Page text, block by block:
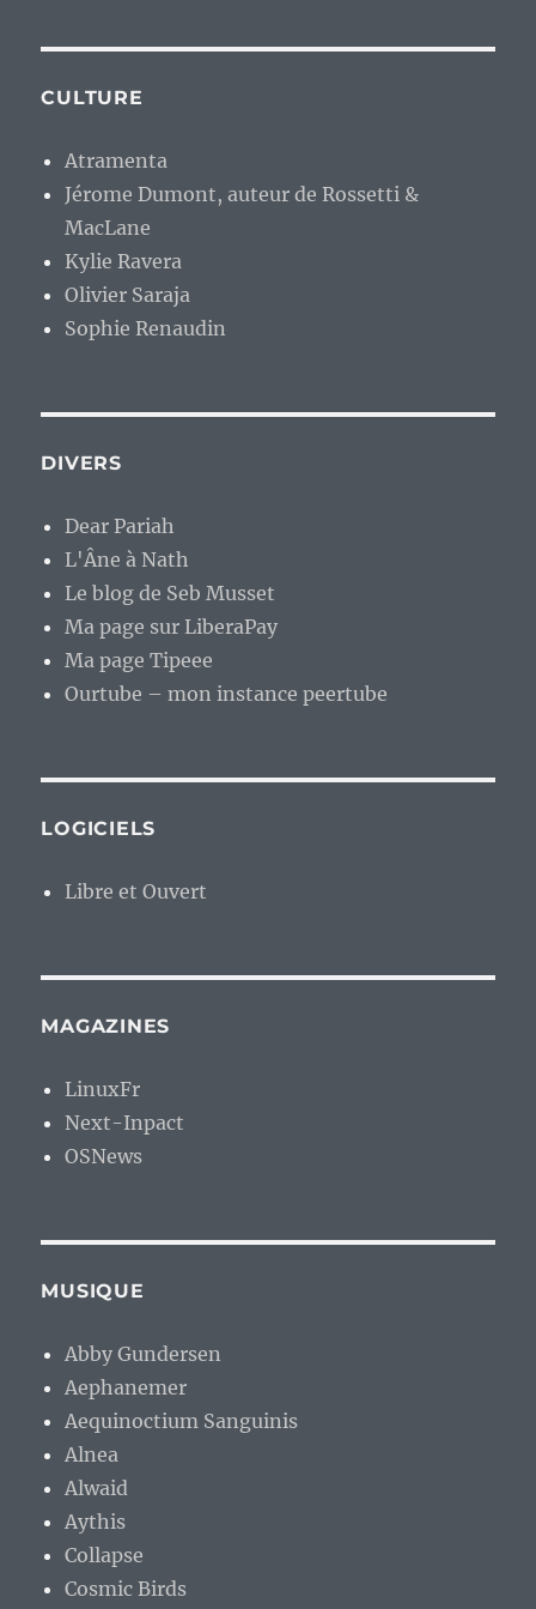
CULTURE
Atramenta
Jérome Dumont, auteur de Rossetti &
MacLane
Kylie Ravera
Olivier Saraja
Sophie Renaudin
DIVERS
Dear Pariah
L'Âne à Nath
Le blog de Seb Musset
Ma page sur LiberaPay
Ma page Tipeee
Ourtube – mon instance peertube
LOGICIELS
Libre et Ouvert
MAGAZINES
LinuxFr
Next-Inpact
OSNews
MUSIQUE
Abby Gundersen
Aephanemer
Aequinoctium Sanguinis
Alnea
Alwaid
Aythis
Collapse
Cosmic Birds